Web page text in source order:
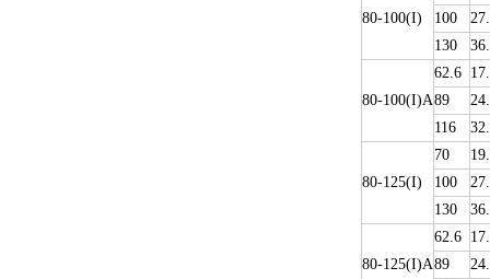
80-100(I)
100
130
80-100(I)A
62.6
89
116
80-125(I)
70
100
130
80-125(I)A
62.6
89